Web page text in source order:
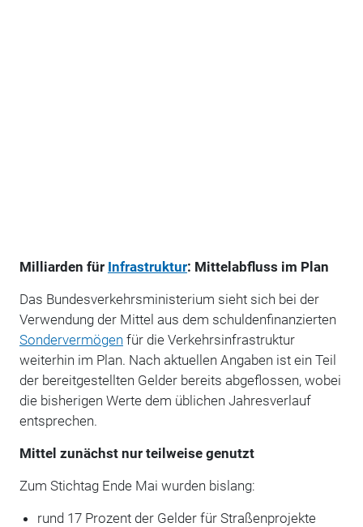
Milliarden für Infrastruktur: Mittelabfluss im Plan
Das Bundesverkehrsministerium sieht sich bei der
Verwendung der Mittel aus dem schuldenfinanzierten
Sondervermögen für die Verkehrsinfrastruktur
weiterhin im Plan. Nach aktuellen Angaben ist ein Teil
der bereitgestellten Gelder bereits abgeflossen, wobei
die bisherigen Werte dem üblichen Jahresverlauf
entsprechen.
Mittel zunächst nur teilweise genutzt
Zum Stichtag Ende Mai wurden bislang:
rund 17 Prozent der Gelder für Straßenprojekte